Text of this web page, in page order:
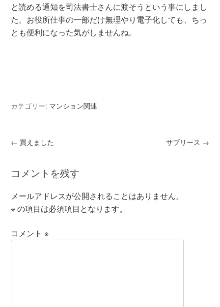
と読める通知を司法書士さんに渡そうという事にしまし
た。お役所仕事の一部だけ無理やり電子化しても、ちっ
とも便利になった気がしませんね。
カテゴリー: マンション関連
← 買えました サブリース →
コメントを残す
メールアドレスが公開されることはありません。
※の項目は必須項目となります。
コメント※